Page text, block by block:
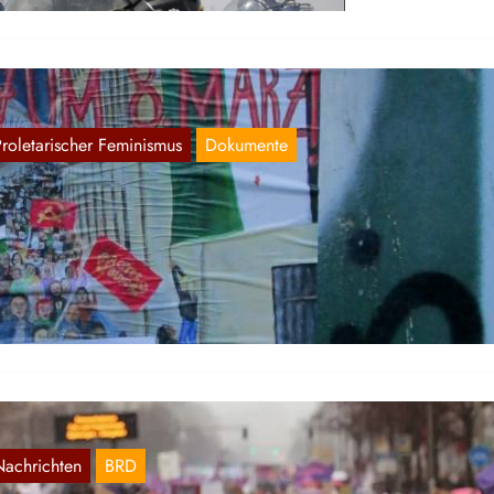
Feminismus Dokumente
Mobilisierung zum 8. März 2024
Feb. 27, 2024
veröffentlichen Bilder, welche uns zugeschickt wurden:
BRD